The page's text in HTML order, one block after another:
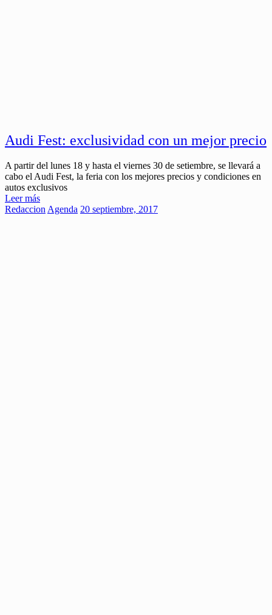
Audi Fest: exclusividad con un mejor precio
A partir del lunes 18 y hasta el viernes 30 de setiembre, se llevará a
cabo el Audi Fest, la feria con los mejores precios y condiciones en
autos exclusivos
Leer más
RedaccionAgenda 20 septiembre, 2017